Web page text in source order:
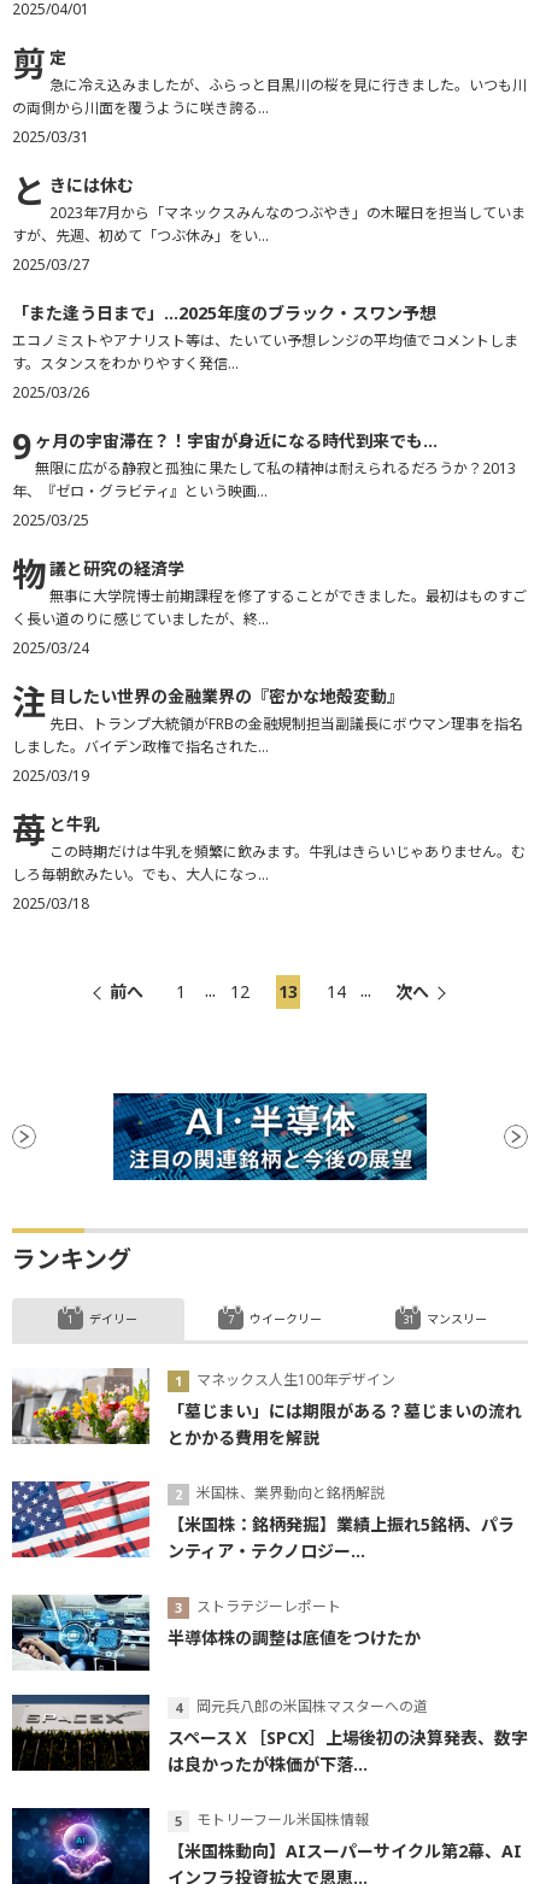
2025/04/01
剪 定
急に冷え込みましたが、ふらっと目黒川の桜を見に行きました。いつも川
の両側から川面を覆うように咲き誇る...
2025/03/31
と きには休む
2023年7月から「マネックスみんなのつぶやき」の木曜日を担当していま
すが、先週、初めて「つぶ休み」をい...
2025/03/27
「また逢う日まで」…2025年度のブラック・スワン予想
エコノミストやアナリスト等は、たいてい予想レンジの平均値でコメントしま
す。スタンスをわかりやすく発信...
2025/03/26
9 ヶ月の宇宙滞在？！宇宙が身近になる時代到来でも…
無限に広がる静寂と孤独に果たして私の精神は耐えられるだろうか？2013
年、『ゼロ・グラビティ』という映画...
2025/03/25
物議と研究の経済学
無事に大学院博士前期課程を修了することができました。最初はものすご
く長い道のりに感じていましたが、終...
2025/03/24
注 目したい世界の金融業界の『密かな地殻変動』
先日、トランプ大統領がFRBの金融規制担当副議長にボウマン理事を指名
しました。バイデン政権で指名された...
2025/03/19
苺 と牛乳
この時期だけは牛乳を頻繁に飲みます。牛乳はきらいじゃありません。む
しろ毎朝飲みたい。でも、大人になっ...
2025/03/18
前へ 1 ... 12 13 14 ... 次へ
ランキング
デイリー
マネックス人生100年デザイン
「墓じまい」には期限がある？墓じまいの流れ
とかかる費用を解説
米国株、業界動向と銘柄解説
【米国株：銘柄発掘】業績上振れ5銘柄、パラ
ンティア・テクノロジー...
ストラテジーレポート
半導体株の調整は底値をつけたか
岡元兵八郎の米国株マスターへの道
スペースＸ［SPCX］上場後初の決算発表、数字
は良かったが株価が下落...
モトリーフール米国株情報
【米国株動向】AIスーパーサイクル第2幕、AI
インフラ投資拡大で恩恵...
ウイークリー マンスリー